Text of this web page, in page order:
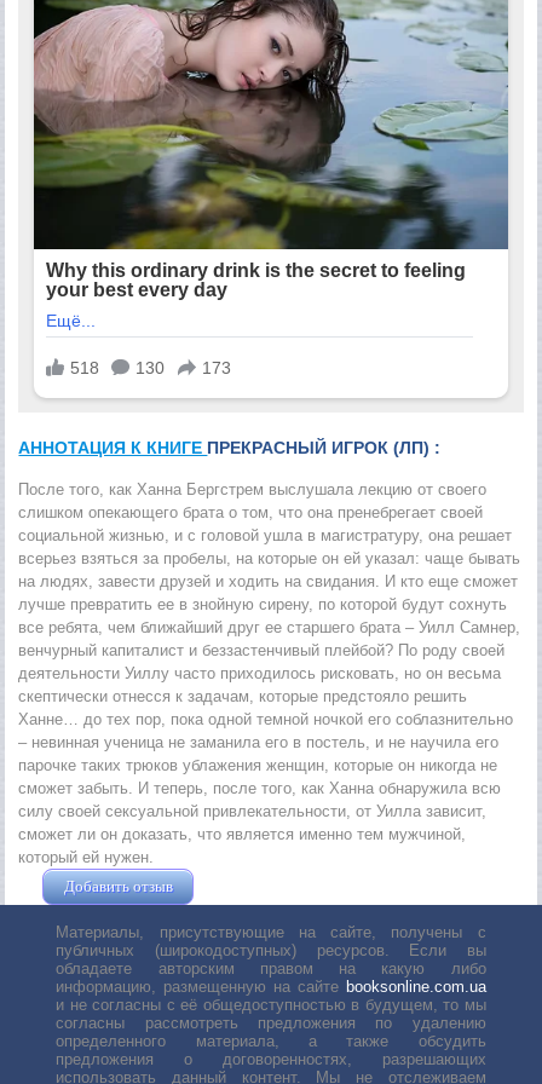
АННОТАЦИЯ К КНИГЕ ПРЕКРАСНЫЙ ИГРОК (ЛП) :
После того, как Ханна Бергстрем выслушала лекцию от своего
слишком опекающего брата о том, что она пренебрегает своей
социальной жизнью, и с головой ушла в магистратуру, она решает
всерьез взяться за пробелы, на которые он ей указал: чаще бывать
на людях, завести друзей и ходить на свидания. И кто еще сможет
лучше превратить ее в знойную сирену, по которой будут сохнуть
все ребята, чем ближайший друг ее старшего брата – Уилл Самнер,
венчурный капиталист и беззастенчивый плейбой? По роду своей
деятельности Уиллу часто приходилось рисковать, но он весьма
скептически отнесся к задачам, которые предстояло решить
Ханне… до тех пор, пока одной темной ночкой его соблазнительно
– невинная ученица не заманила его в постель, и не научила его
парочке таких трюков ублажения женщин, которые он никогда не
сможет забыть. И теперь, после того, как Ханна обнаружила всю
силу своей сексуальной привлекательности, от Уилла зависит,
сможет ли он доказать, что является именно тем мужчиной,
который ей нужен.
Добавить отзыв
Материалы, присутствующие на сайте, получены с
публичных (широкодоступных) ресурсов. Если вы
обладаете авторским правом на какую либо
информацию, размещенную на сайте booksonline.com.ua
и не согласны с её общедоступностью в будущем, то мы
согласны рассмотреть предложения по удалению
определенного материала, а также обсудить
предложения о договоренностях, разрешающих
использовать данный контент. Мы не отслеживаем